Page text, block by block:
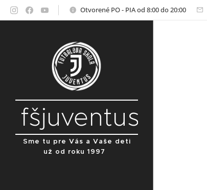
Otvorené PO - PIA od 8:00 do 20:00
fšjuventus
Sme tu pre Vás a Vaše deti
už od roku 1997